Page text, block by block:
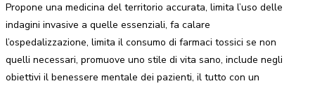
Propone una medicina del territorio accurata, limita l’uso delle
indagini invasive a quelle essenziali, fa calare
l’ospedalizzazione, limita il consumo di farmaci tossici se non
quelli necessari, promuove uno stile di vita sano, include negli
obiettivi il benessere mentale dei pazienti, il tutto con un